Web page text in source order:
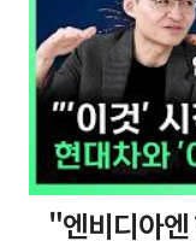
"엔비디아